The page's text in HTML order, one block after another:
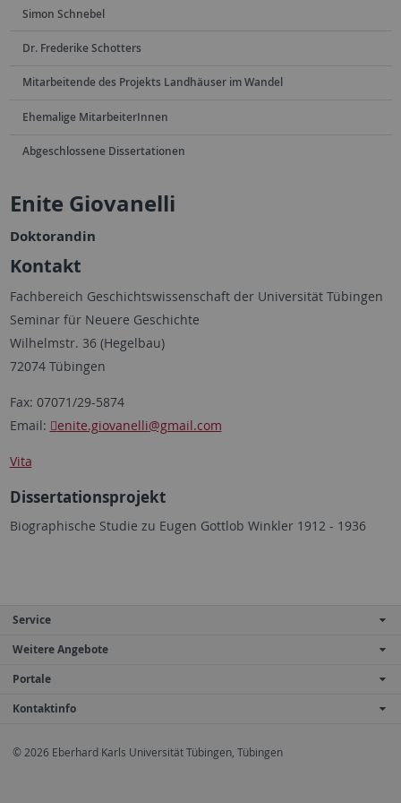
Simon Schnebel
Dr. Frederike Schotters
Mitarbeitende des Projekts Landhäuser im Wandel
Ehemalige MitarbeiterInnen
Abgeschlossene Dissertationen
Enite Giovanelli
Doktorandin
Kontakt
Fachbereich Geschichtswissenschaft der Universität Tübingen
Seminar für Neuere Geschichte
Wilhelmstr. 36 (Hegelbau)
72074 Tübingen
Fax: 07071/29-5874
Email:
enite.giovanelli@gmail.com
Vita
Dissertationsprojekt
Biographische Studie zu Eugen Gottlob Winkler 1912 - 1936
Service
Weitere Angebote
Portale
Kontaktinfo
© 2026 Eberhard Karls Universität Tübingen, Tübingen